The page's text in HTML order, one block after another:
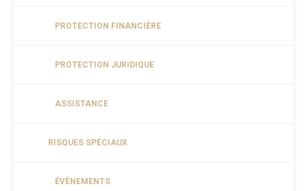
PROTECTION FINANCIÈRE
PROTECTION JURIDIQUE
ASSISTANCE
RISQUES SPÉCIAUX
ÉVÈNEMENTS